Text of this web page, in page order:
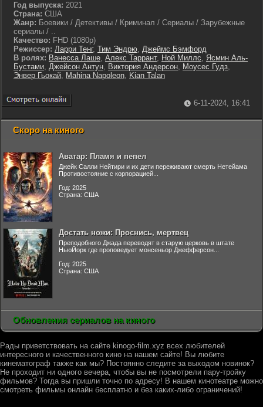
Год выпуска: 2021
Страна: США
Жанр: Боевики / Детективы / Криминал / Сериалы / Зарубежные
сериалы / ..
Качество: FHD (1080p)
Режиссер: Ларри Тенг, Тим Эндрю, Джеймс Бэмфорд
В ролях: Ванесса Лаше, Алекс Таррант, Ной Миллс, Ясмин Аль-
Бустами, Джейсон Антун, Виктория Андерсон, Моусес Гудз,
Энвер Гьокай, Mahina Napoleon, Kian Talan
6-11-2024, 16:41
Скоро на киного
Аватар: Пламя и пепел
Джейк Салли Нейтири и их дети переживают смерть Нетейама
Противостояние с корпорацией...
Год: 2025
Страна: США
Достать ножи: Проснись, мертвец
Преподобного Джада переводят в старую церковь в штате
НьюЙорк где проповедует монсеньор Джефферсон...
Год: 2025
Страна: США
Обновления сериалов на киного
Рады приветствовать на сайте kinogo-film.xyz всех любителей
интересного и качественного кино на нашем сайте! Вы любите
кинематограф также как мы? Постоянно следите за выходом новинок?
Не проходит ни одного вечера, чтобы вы не посмотрели пару-тройку
фильмов? Тогда вы пришли точно по адресу! В нашем кинотеатре можно
смотреть фильмы онлайн бесплатно и без каких-либо ограничений!